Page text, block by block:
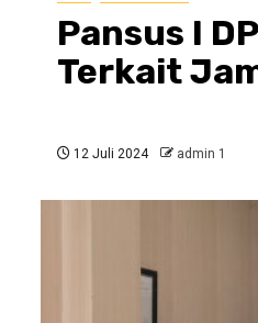
Pansus I
Terkait
12 Juli 2024 admin 1